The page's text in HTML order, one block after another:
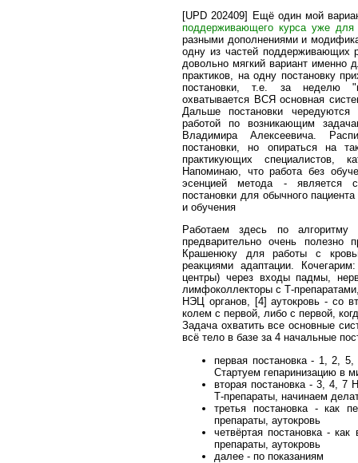
[UPD 202409] Ещё один мой
поддерживающего курса уже для
разными дополнениями и
одну из частей поддерживающих
довольно мягкий вариант
практиков, на одну постановку
постановки, т.е. за неделю
охватывается ВСЯ основная
Дальше постановки
работой по возникающим
Владимира Алексеевича.
постановки, но опираться на
практикующих специалистов,
Напоминаю, что работа без
эсенцией метода - является
постановки для обычного
и обучения
Работаем здесь по
предварительно очень полезно
Крашенюку для работы с
реакциями адаптации.
центры) через входы падмы,
лимфоколлекторы с Т-
НЭЦ органов, [4] аутокровь - со
колем с первой, либо с первой,
Задача охватить все основные
всё тело в базе за 4 начальные
первая постановка - 1, 2,
Стартуем гепаринизацию в
вторая постановка - 3, 4, 7
Т-препараты, начинаем
третья постановка - как
препараты, аутокровь
четвёртая постановка -
препараты, аутокровь
далее - по показаниям